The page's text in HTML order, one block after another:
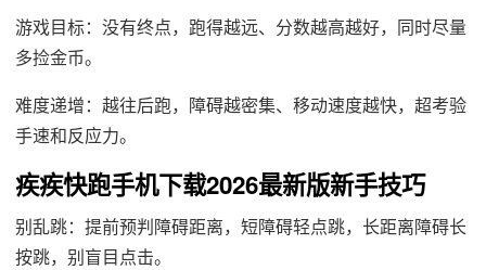
游戏目标：没有终点，跑得越远、分数越高越好，同时尽量
多捡金币。
难度递增：越往后跑，障碍越密集、移动速度越快，超考验
手速和反应力。
疾疾快跑手机下载2026最新版新手技巧
别乱跳：提前预判障碍距离，短障碍轻点跳，长距离障碍长
按跳，别盲目点击。